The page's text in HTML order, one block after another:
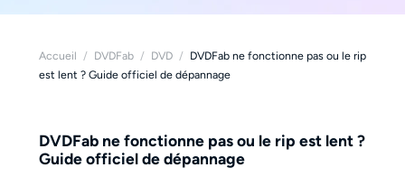
Accueil / DVDFab / DVD / DVDFab ne fonctionne pas ou le rip
est lent ? Guide officiel de dépannage
DVDFab ne fonctionne pas ou le rip est lent ?
Guide officiel de dépannage